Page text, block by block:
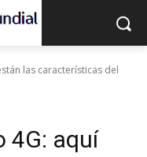
las características del
4G: aquí